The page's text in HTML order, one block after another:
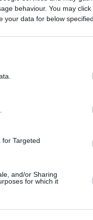
behaviour. You may
your data for below
Targeted
and/or Sharing
for which it
sue attività
in Ungheria. Per
virtuale con
vantaggio per i
procura
per suo conto.
società, lo
ungherese e
al Tribunale di
può essere